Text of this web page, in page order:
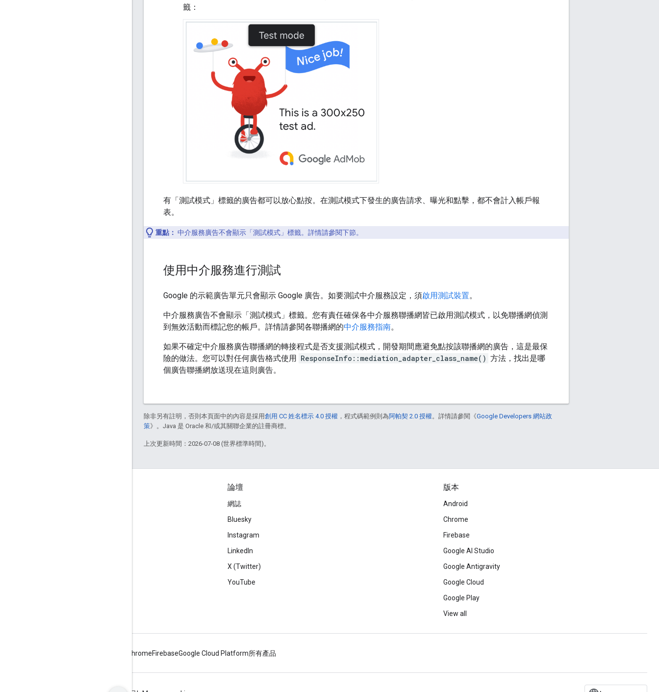
籤：
有「測試模式」 標籤的廣告都可以放心點按。在測試模式下發生的廣告請求、曝光和點擊，都不會計入帳戶報
表。
重點： 中介服務廣告不會顯示「測試模式」 標籤。詳情請參閱下節。
使用中介服務進行測試
Google 的示範廣告單元只會顯示 Google 廣告。如要測試中介服務設定，須啟用測試裝置。
中介服務廣告不會顯示「測試模式」 標籤。您有責任確保各中介服務聯播網皆已啟用測試模式，以免聯播網偵測
到無效活動而標記您的帳戶。詳情請參閱各聯播網的中介服務指南。
如果不確定中介服務廣告聯播網的轉接程式是否支援測試模式，開發期間應避免點按該聯播網的廣告，這是最保
險的做法。您可以對任何廣告格式使用 ResponseInfo::mediation_adapter_class_name() 方法，找出是哪
個廣告聯播網放送現在這則廣告。
除非另有註明，否則本頁面中的內容是採用創用 CC 姓名標示 4.0 授權 ，程式碼範例則為阿帕契 2.0 授權。詳情請參閱《Google Developers 網站政
策》。Java 是 Oracle 和/或其關聯企業的註冊商標。
上次更新時間：2026-07-08 (世界標準時間)。
論壇
網誌
Bluesky
Instagram
LinkedIn
X (Twitter)
YouTube
版本
Android
Chrome
Firebase
Google AI Studio
Google Antigravity
Google Cloud
Google Play
View all
ChromeFirebaseGoogle Cloud Platform所有產品